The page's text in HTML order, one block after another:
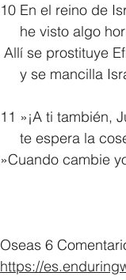
10 En el reino de
he visto algo
Allí se prostituye
y se mancilla
11 »¡A ti también,
te espera la
»Cuando cambie
Oseas 6
https://